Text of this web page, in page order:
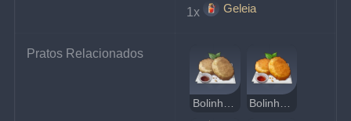
1x
Geleia
Pratos Relacionados